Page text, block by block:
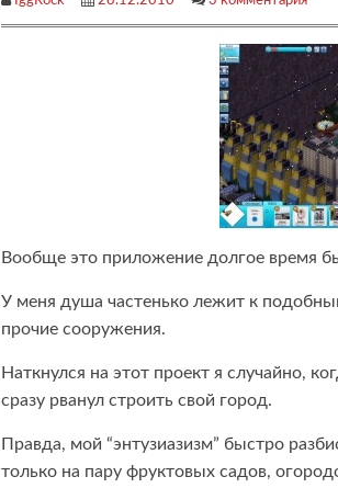
Вообще это приложение долгое время
У меня душа частенько лежит к
прочие сооружения.
Наткнулся на этот проект я случайно,
сразу рванул строить свой город.
Правда, мой “энтузиазизм” быстро
только на пару фруктовых садов,